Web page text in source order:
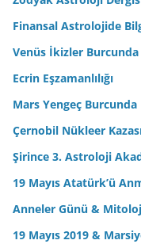
Finansal Astrolojide
Venüs İkizler Burcunda
Ecrin Eşzamanlılığı
Mars Yengeç Burcunda
Çernobil Nükleer
Şirince 3. Astroloji
19 Mayıs Atatürk’ü
Anneler Günü &
19 Mayıs 2019 &